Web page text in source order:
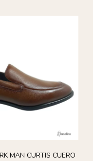
MAN CURTIS CUERO